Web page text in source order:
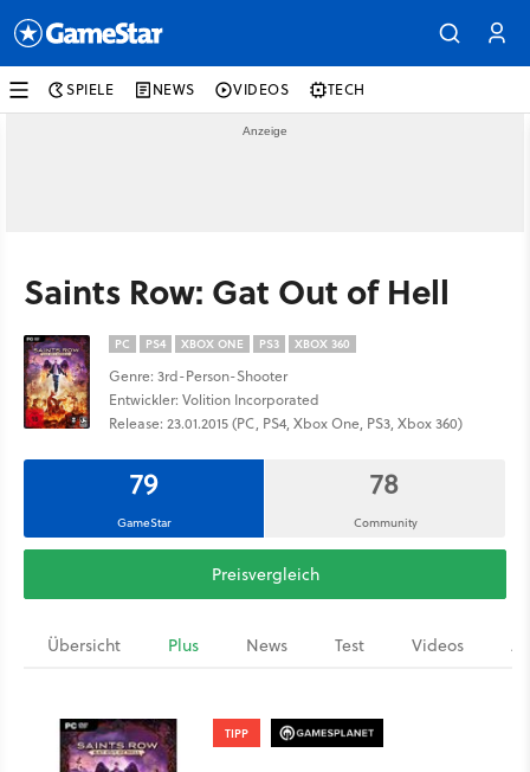
SPIELE NEWS VIDEOS TECH
Saints Row: Gat Out of Hell
PC PS4 XBOX ONE PS3 XBOX 360
Genre: 3rd-Person-Shooter
Entwickler: Volition Incorporated
Release: 23.01.2015 (PC, PS4, Xbox One, PS3, Xbox 360)
79
GameStar
78
Community
Preisvergleich
Übersicht Plus News Test Videos
TIPP